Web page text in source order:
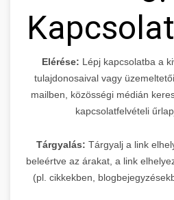
Elérése: Lépj kapcsolatba a
tulajdonosaival vagy
mailben, közösségi médián
kapcsolatfelvételi
Tárgyalás: Tárgyalj a link
beleértve az árakat, a link
(pl. cikkekben,